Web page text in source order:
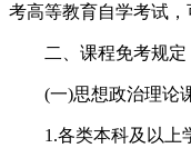
考高等教育自学考试，
二、课程免考规定
(一)思想政治理论
1.各类本科及以上